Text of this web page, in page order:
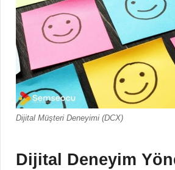
Dijital Müşteri Deneyimi (DCX)
Dijital Deneyim